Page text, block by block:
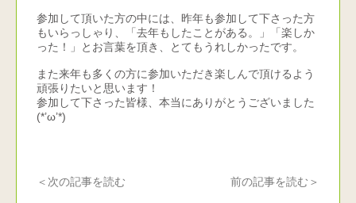
参加して頂いた方の中には、昨年も参加して下さった方
もいらっしゃり、「去年もしたことがある。」「楽しか
った！」とお言葉を頂き、とてもうれしかったです。
また来年も多くの方に参加いただき楽しんで頂けるよう
頑張りたいと思います！
参加して下さった皆様、本当にありがとうございました
(*’ω’*)
前の記事を読む＞
＜次の記事を読む